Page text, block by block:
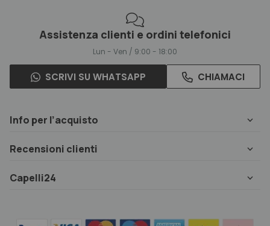
Assistenza clienti e ordini telefonici
Lun - Ven / 9:00 - 18:00
SCRIVI SU WHATSAPP CHIAMACI
Info per l’acquisto
Recensioni clienti
Capelli24